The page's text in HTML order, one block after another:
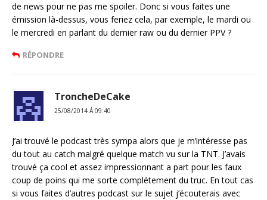
de news pour ne pas me spoiler. Donc si vous faites une
émission là-dessus, vous feriez cela, par exemple, le mardi ou
le mercredi en parlant du dernier raw ou du dernier PPV ?
RÉPONDRE
TroncheDeCake
25/08/2014 Á 09:40
J’ai trouvé le podcast très sympa alors que je m’intéresse pas
du tout au catch malgré quelque match vu sur la TNT. J’avais
trouvé ça cool et assez impressionnant a part pour les faux
coup de poins qui me sorte complétement du truc. En tout cas
si vous faites d’autres podcast sur le sujet j’écouterais avec